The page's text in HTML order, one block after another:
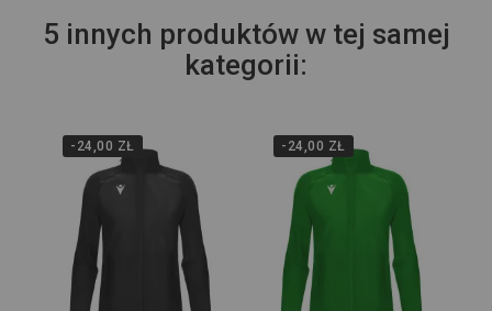
5 innych produktów w tej samej
kategorii:
-24,00 ZŁ -24,00 ZŁ